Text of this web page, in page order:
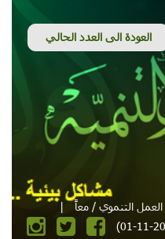
التنموي / معاً
|